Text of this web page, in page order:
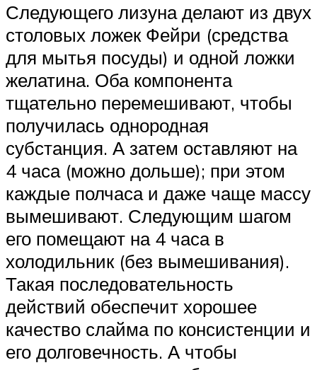
Следующего лизуна делают из двух
столовых ложек Фейри (средства
для мытья посуды) и одной ложки
желатина. Оба компонента
тщательно перемешивают, чтобы
получилась однородная
субстанция. А затем оставляют на
4 часа (можно дольше); при этом
каждые полчаса и даже чаще массу
вымешивают. Следующим шагом
его помещают на 4 часа в
холодильник (без вымешивания).
Такая последовательность
действий обеспечит хорошее
качество слайма по консистенции и
его долговечность. А чтобы